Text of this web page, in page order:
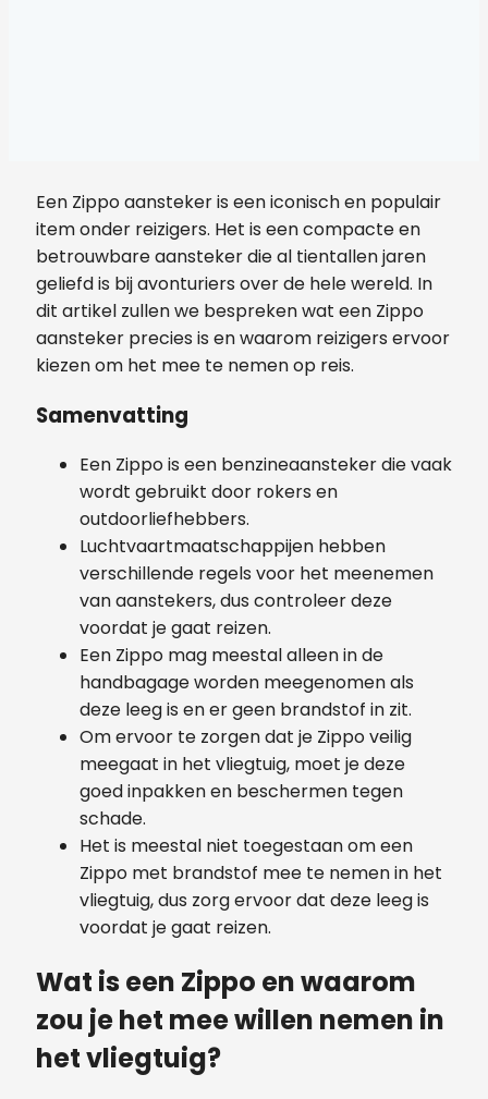
Een Zippo aansteker is een iconisch en populair
item onder reizigers. Het is een compacte en
betrouwbare aansteker die al tientallen jaren
geliefd is bij avonturiers over de hele wereld. In
dit artikel zullen we bespreken wat een Zippo
aansteker precies is en waarom reizigers ervoor
kiezen om het mee te nemen op reis.
Samenvatting
Een Zippo is een benzineaansteker die vaak
wordt gebruikt door rokers en
outdoorliefhebbers.
Luchtvaartmaatschappijen hebben
verschillende regels voor het meenemen
van aanstekers, dus controleer deze
voordat je gaat reizen.
Een Zippo mag meestal alleen in de
handbagage worden meegenomen als
deze leeg is en er geen brandstof in zit.
Om ervoor te zorgen dat je Zippo veilig
meegaat in het vliegtuig, moet je deze
goed inpakken en beschermen tegen
schade.
Het is meestal niet toegestaan om een
Zippo met brandstof mee te nemen in het
vliegtuig, dus zorg ervoor dat deze leeg is
voordat je gaat reizen.
Wat is een Zippo en waarom
zou je het mee willen nemen in
het vliegtuig?